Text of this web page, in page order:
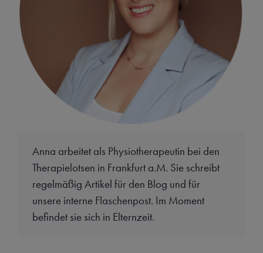
Anna arbeitet als Physiotherapeutin bei den
Therapielotsen in Frankfurt a.M. Sie schreibt
regelmäßig Artikel für den Blog und für
unsere interne Flaschenpost. Im Moment
befindet sie sich in Elternzeit.